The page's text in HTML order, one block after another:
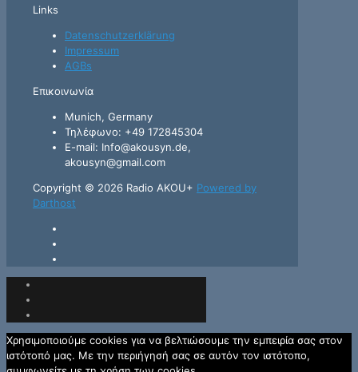
Links
Datenschutzerklärung
Impressum
AGBs
Επικοινωνία
Munich, Germany
Τηλέφωνο: +49 172845304
E-mail: Info@akousyn.de,
akousyn@gmail.com
Copyright © 2026 Radio AKOU+ Powered by
Darthost
Χρησιμοποιούμε cookies για να βελτιώσουμε την εμπειρία σας στον
ιστότοπό μας. Με την περιήγησή σας σε αυτόν τον ιστότοπο,